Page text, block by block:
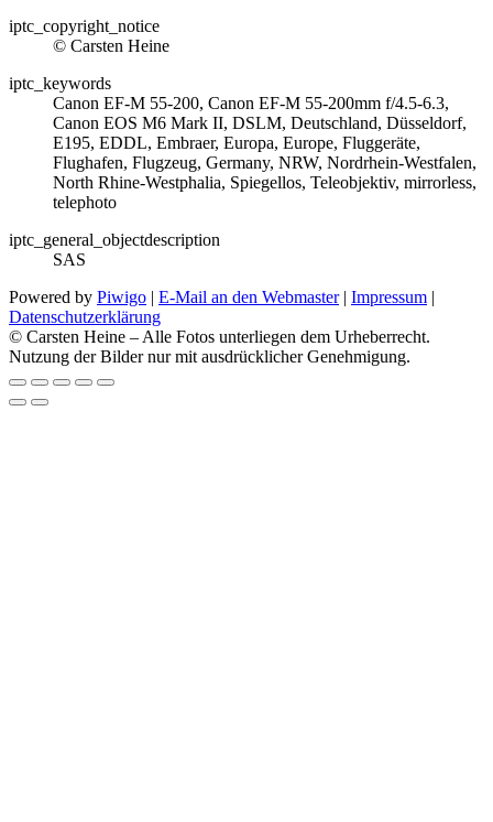
iptc_copyright_notice
© Carsten Heine
iptc_keywords
Canon EF-M 55-200, Canon EF-M 55-200mm f/4.5-6.3,
Canon EOS M6 Mark II, DSLM, Deutschland, Düsseldorf,
E195, EDDL, Embraer, Europa, Europe, Fluggeräte,
Flughafen, Flugzeug, Germany, NRW, Nordrhein-Westfalen,
North Rhine‑Westphalia, Spiegellos, Teleobjektiv, mirrorless,
telephoto
iptc_general_objectdescription
SAS
Powered by Piwigo | E-Mail an den Webmaster | Impressum |
Datenschutzerklärung
© Carsten Heine – Alle Fotos unterliegen dem Urheberrecht.
Nutzung der Bilder nur mit ausdrücklicher Genehmigung.